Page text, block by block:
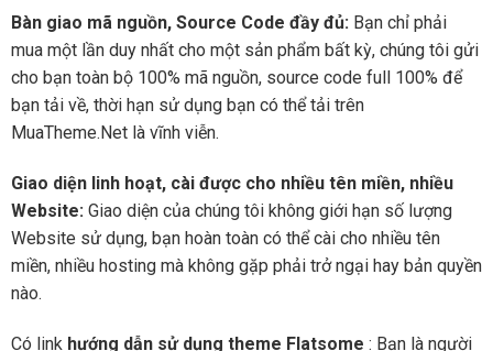
Bàn giao mã nguồn, Source Code đầy đủ: Bạn chỉ phải
mua một lần duy nhất cho một sản phẩm bất kỳ, chúng tôi gửi
cho bạn toàn bộ 100% mã nguồn, source code full 100% để
bạn tải về, thời hạn sử dụng bạn có thể tải trên
MuaTheme.Net là vĩnh viễn.
Giao diện linh hoạt, cài được cho nhiều tên miền, nhiều
Website: Giao diện của chúng tôi không giới hạn số lượng
Website sử dụng, bạn hoàn toàn có thể cài cho nhiều tên
miền, nhiều hosting mà không gặp phải trở ngại hay bản quyền
nào.
Có link hướng dẫn sử dụng theme Flatsome : Bạn là người